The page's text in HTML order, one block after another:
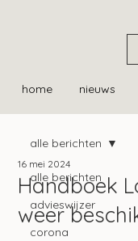
home nieuws
alle berichten
advieswijzer
corona
alle berichten
Handboek
weer
16 mei 2024